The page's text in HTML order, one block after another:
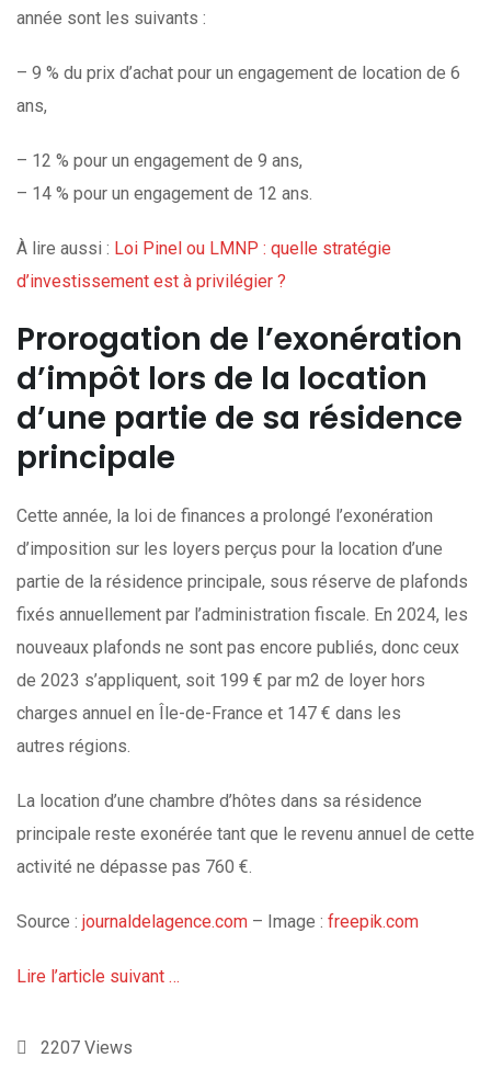
année sont les suivants :
– 9 % du prix d’achat pour un engagement de location de 6
ans,
– 12 % pour un engagement de 9 ans,
– 14 % pour un engagement de 12 ans.
À lire aussi : Loi Pinel ou LMNP : quelle stratégie
d’investissement est à privilégier ?
Prorogation de l’exonération
d’impôt lors de la location
d’une partie de sa résidence
principale
Cette année, la loi de finances a prolongé l’exonération
d’imposition sur les loyers perçus pour la location d’une
partie de la résidence principale, sous réserve de plafonds
fixés annuellement par l’administration fiscale. En 2024, les
nouveaux plafonds ne sont pas encore publiés, donc ceux
de 2023 s’appliquent, soit 199 € par m2 de loyer hors
charges annuel en Île-de-France et 147 € dans les
autres régions.
La location d’une chambre d’hôtes dans sa résidence
principale reste exonérée tant que le revenu annuel de cette
activité ne dépasse pas 760 €.
Source : journaldelagence.com – Image : freepik.com
Lire l’article suivant …
2207 Views